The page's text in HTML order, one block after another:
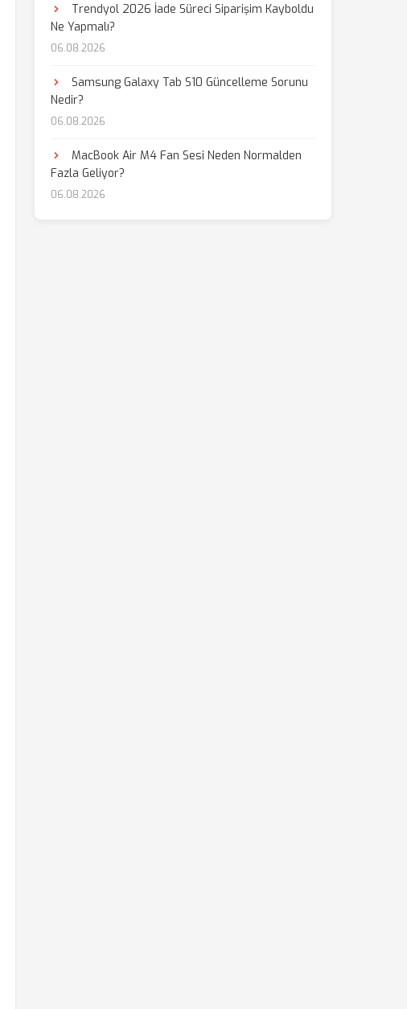
Trendyol 2026 İade Süreci Siparişim Kayboldu
Ne Yapmalı?
06.08.2026
Samsung Galaxy Tab S10 Güncelleme Sorunu
Nedir?
06.08.2026
MacBook Air M4 Fan Sesi Neden Normalden
Fazla Geliyor?
06.08.2026